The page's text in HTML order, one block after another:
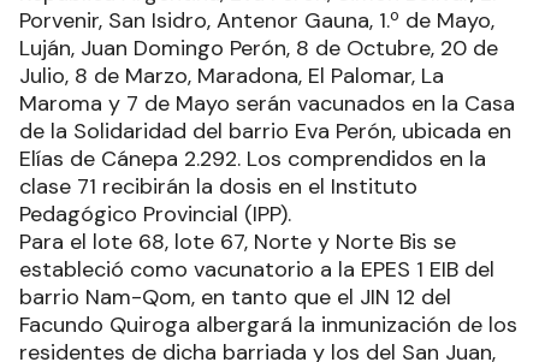
Porvenir, San Isidro, Antenor Gauna, 1.º de Mayo,
Luján, Juan Domingo Perón, 8 de Octubre, 20 de
Julio, 8 de Marzo, Maradona, El Palomar, La
Maroma y 7 de Mayo serán vacunados en la Casa
de la Solidaridad del barrio Eva Perón, ubicada en
Elías de Cánepa 2.292. Los comprendidos en la
clase 71 recibirán la dosis en el Instituto
Pedagógico Provincial (IPP).
Para el lote 68, lote 67, Norte y Norte Bis se
estableció como vacunatorio a la EPES 1 EIB del
barrio Nam-Qom, en tanto que el JIN 12 del
Facundo Quiroga albergará la inmunización de los
residentes de dicha barriada y los del San Juan,